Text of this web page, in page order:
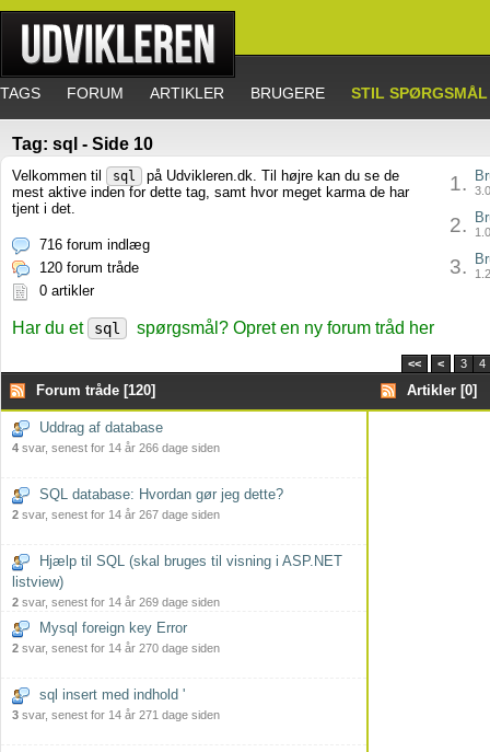
TAGS FORUM ARTIKLER BRUGERE STIL SPØRGSMÅL
Tag: sql - Side 10
Velkommen til sql
på Udvikleren.dk. Til højre kan du se de
mest aktive inden for dette tag, samt hvor meget karma de har
tjent i det.
716 forum indlæg
120 forum tråde
0 artikler
1.
2.
3.
Har du et sql spørgsmål? Opret en ny forum tråd her
<< < 3 4
Forum tråde [120] Artikler [0]
Uddrag af database
4 svar, senest for 14 år 266 dage siden
SQL database: Hvordan gør jeg dette?
2 svar, senest for 14 år 267 dage siden
Hjælp til SQL (skal bruges til visning i ASP.NET
listview)
2 svar, senest for 14 år 269 dage siden
Mysql foreign key Error
2 svar, senest for 14 år 270 dage siden
sql insert med indhold '
3 svar, senest for 14 år 271 dage siden